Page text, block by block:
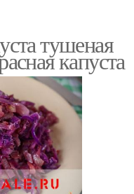
тушеная
капуста